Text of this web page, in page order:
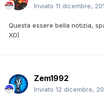
Inviato 11 dicembre,
Questa essere bella notizia,
XD)
Zem1992
Inviato 12 dicembre,